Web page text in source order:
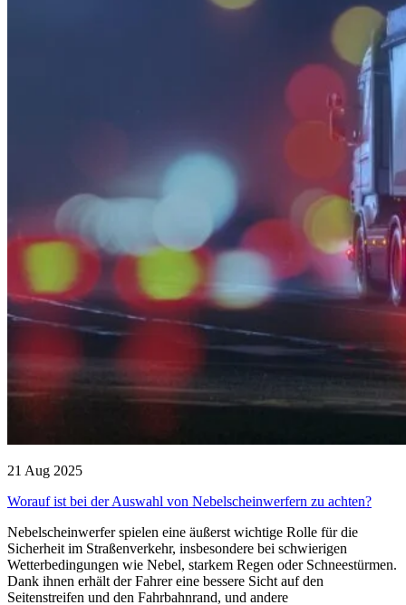
21 Aug 2025
Worauf ist bei der Auswahl von Nebelscheinwerfern zu achten?
Nebelscheinwerfer spielen eine äußerst wichtige Rolle für die
Sicherheit im Straßenverkehr, insbesondere bei schwierigen
Wetterbedingungen wie Nebel, starkem Regen oder Schneestürmen.
Dank ihnen erhält der Fahrer eine bessere Sicht auf den
Seitenstreifen und den Fahrbahnrand, und andere